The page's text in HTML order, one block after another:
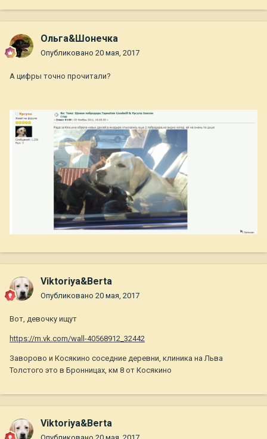
Ольга&Шонечка
Опубликовано 20 мая, 2017
А цифры точно прочитали?
Viktoriya&Berta
Опубликовано 20 мая, 2017
Вот, девочку ищут
https://m.vk.com/wall-40568912_32442
Заворово и Косякино соседние деревни, клиника на Льва
Толстого это в Бронницах, км 8 от Косякино
Viktoriya&Berta